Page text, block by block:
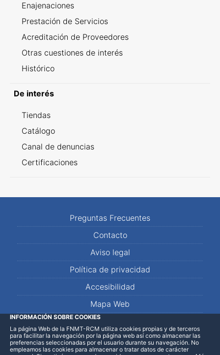
Enajenaciones
Prestación de Servicios
Acreditación de Proveedores
Otras cuestiones de interés
Histórico
De interés
Tiendas
Catálogo
Canal de denuncias
Certificaciones
Preguntas Frecuentes
Contacto
Aviso legal
Política de privacidad
Accesibilidad
Mapa Web
LinkedInFacebookWhatsApp
INFORMACIÓN SOBRE COOKIES
La página Web de la FNMT-RCM utiliza cookies propias y de terceros
para facilitar la navegación por la página web así como almacenar las
preferencias seleccionadas por el usuario durante su navegación. No
empleamos las cookies para almacenar o tratar datos de carácter